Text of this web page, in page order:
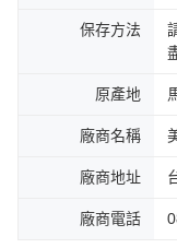
保存方法
原產地
廠商名稱
廠商地址
廠商電話